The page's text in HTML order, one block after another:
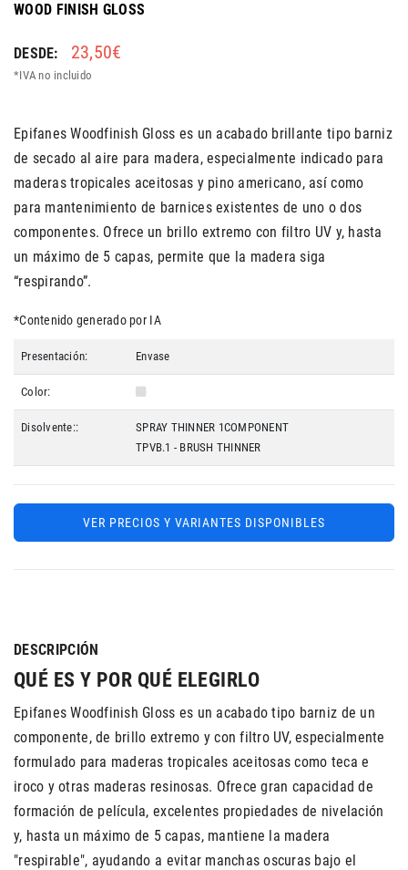
WOOD FINISH GLOSS
DESDE: Regular price
23,50€
*IVA no incluido
Epifanes Woodfinish Gloss es un acabado brillante tipo barniz
de secado al aire para madera, especialmente indicado para
maderas tropicales aceitosas y pino americano, así como
para mantenimiento de barnices existentes de uno o dos
componentes. Ofrece un brillo extremo con filtro UV y, hasta
un máximo de 5 capas, permite que la madera siga
“respirando”.
*Contenido generado por IA
Presentación: Envase
Color:
Disolvente::
SPRAY THINNER 1COMPONENT
TPVB.1 - BRUSH THINNER
VER PRECIOS Y VARIANTES DISPONIBLES
DESCRIPCIÓN
QUÉ ES Y POR QUÉ ELEGIRLO
Epifanes Woodfinish Gloss es un acabado tipo barniz de un
componente, de brillo extremo y con filtro UV, especialmente
formulado para maderas tropicales aceitosas como teca e
iroco y otras maderas resinosas. Ofrece gran capacidad de
formación de película, excelentes propiedades de nivelación
y, hasta un máximo de 5 capas, mantiene la madera
"respirable", ayudando a evitar manchas oscuras bajo el